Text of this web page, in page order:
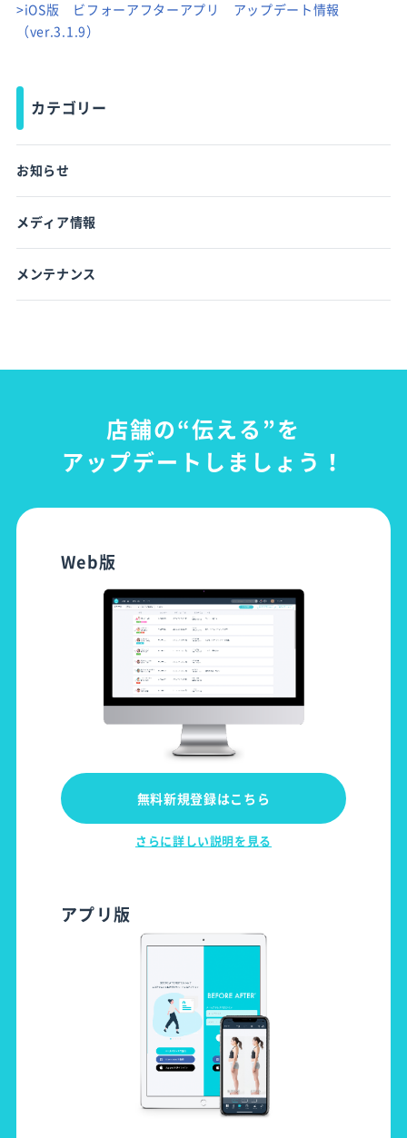
>iOS版 ビフォーアフターアプリ アップデート情報
（ver.3.1.9）
カテゴリー
お知らせ
メディア情報
メンテナンス
店舗の“伝える”を
アップデートしましょう！
Web版
無料新規登録はこちら
さらに詳しい説明を見る
アプリ版